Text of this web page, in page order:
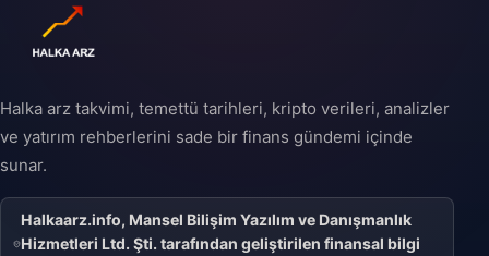
Halka arz takvimi, temettü tarihleri, kripto verileri, analizler
ve yatırım rehberlerini sade bir finans gündemi içinde
sunar.
Halkaarz.info, Mansel Bilişim Yazılım ve Danışmanlık
Hizmetleri Ltd. Şti. tarafından geliştirilen finansal bilgi